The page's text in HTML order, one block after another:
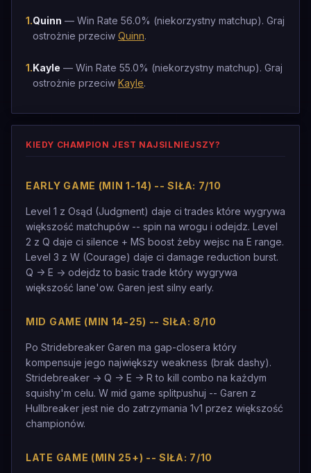
1.Quinn — Win Rate 56.0% (niekorzystny matchup). Graj
ostrożnie przeciw Quinn.
1.Kayle — Win Rate 55.0% (niekorzystny matchup). Graj
ostrożnie przeciw Kayle.
KIEDY CHAMPION JEST NAJSILNIEJSZY?
EARLY GAME (MIN 1-14) -- SIŁA: 7/10
Level 1 z Osąd (Judgment) daje ci trades które wygrywa
większość matchupów -- spin na wrogu i odejdz. Level
2 z Q daje ci silence + MS boost żeby wejsc na E range.
Level 3 z W (Courage) daje ci damage reduction burst.
Q -> E -> odejdz to basic trade który wygrywa
większość lane'ow. Garen jest silny early.
MID GAME (MIN 14-25) -- SIŁA: 8/10
Po Stridebreaker Garen ma gap-closera który
kompensuje jego największy weakness (brak dashy).
Stridebreaker -> Q -> E -> R to kill combo na każdym
squishy'm celu. W mid game splitpushuj -- Garen z
Hullbreaker jest nie do zatrzymania 1v1 przez większość
championów.
LATE GAME (MIN 25+) -- SIŁA: 7/10